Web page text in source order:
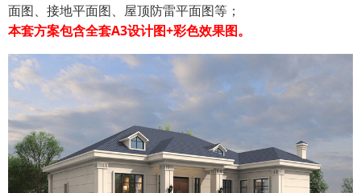
面图、接地平面图、屋顶防雷平面图等；
本套方案包含全套A3设计图+彩色效果图。